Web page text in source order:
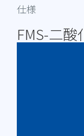
仕様
FMS-二酸